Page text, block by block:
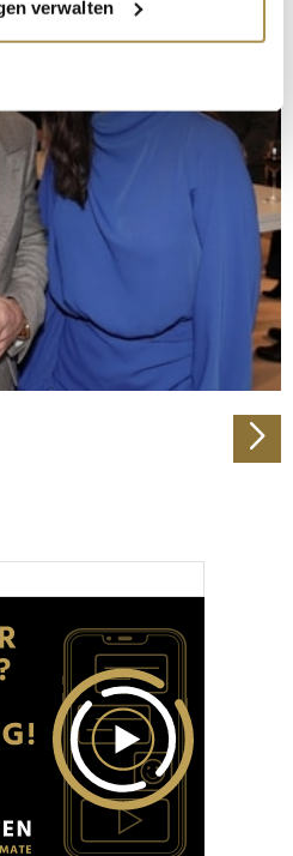
Ihre geografische Lage
einige Meter genau sein
(Fingerprinting) identifizieren
wie Ihre persönlichen Daten
Sie Ihre Präferenzen im
Inhalte und Anzeigen zu
für soziale Medien anbieten
unsere Website zu
wir Informationen zu Ihrer
an unsere Partner für
Analysen weiter. Unsere
möglicherweise mit
verwalten